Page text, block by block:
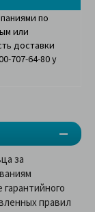
по
или
доставки
707-64-80 у
за
правил